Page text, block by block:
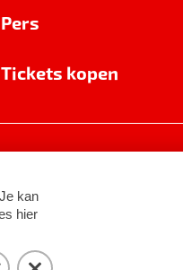
Pers
Tickets kopen